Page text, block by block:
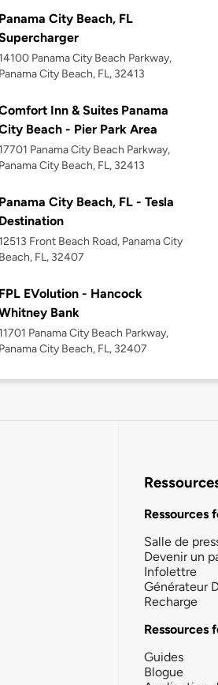
Panama City Beach, FL
14100 Panama City Beach Parkway,
Panama City Beach, FL, 32413
Inn & Suites Panama
Beach - Pier Park Area
17701 Panama City Beach Parkway,
Panama City Beach, FL, 32413
Panama City Beach, FL - Tesla
Destination
12513 Front Beach Road, Panama City
Beach, FL, 32407
FPL EVolution - Hancock
Bank
11701 Panama City Beach Parkway,
Panama City Beach, FL, 32407
Ressources
Salle de
Devenir un
Infolettre
Générateur
Recharge
Ressources
Guides
Blogue